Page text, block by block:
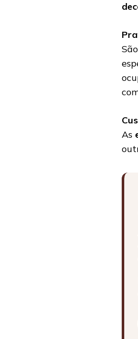
As